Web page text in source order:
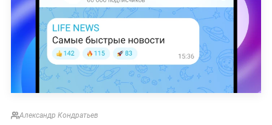
Александр Кондратьев